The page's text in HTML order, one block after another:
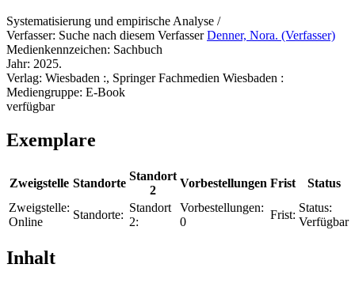
Systematisierung und empirische Analyse /
Verfasser: Suche nach diesem Verfasser Denner, Nora. (Verfasser)
Medienkennzeichen: Sachbuch
Jahr: 2025.
Verlag: Wiesbaden :, Springer Fachmedien Wiesbaden :
Mediengruppe: E-Book
verfügbar
Exemplare
Zweigstelle Standorte
Standort
2
Vorbestellungen Frist
Status
Zweigstelle:
Online
Standorte:
Standort
2:
Vorbestellungen:
0
Frist:
Status:
Verfügbar
Inhalt